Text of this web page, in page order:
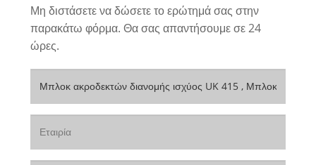
Μη διστάσετε να δώσετε το ερώτημά σας στην
παρακάτω φόρμα. Θα σας απαντήσουμε σε 24
ώρες.